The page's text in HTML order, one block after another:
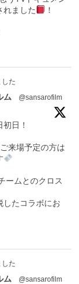
れました
！
た
ム
@sansarofilm
日！
来場予定の方は
ームとのクロス
したコラボにお
た
ム
@sansarofilm